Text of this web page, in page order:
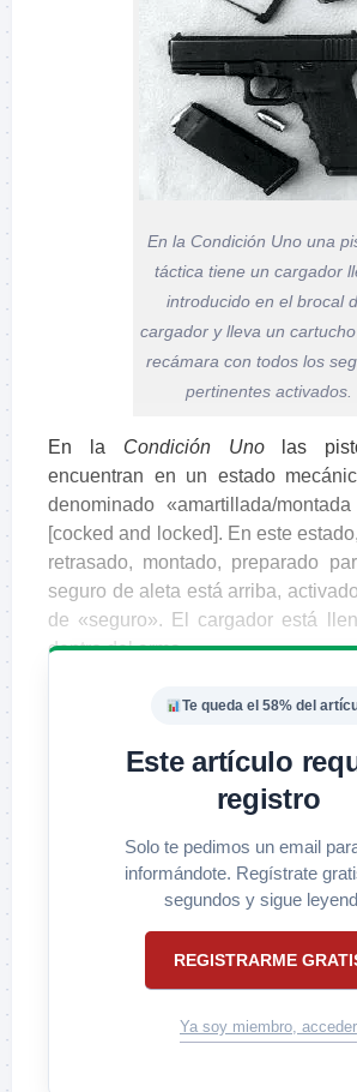
En la Condición Uno una
táctica tiene un cargador
introducido en el brocal
cargador y lleva un
recámara con todos los
pertinentes activados.
En la Condición Unolas
encuentran en un estado
denominado «amartillada/
[cocked and locked]. En este
retrasado, montado, preparado
seguro de aleta está arriba,
de «seguro». El cargador está
dentro del arma.
Te queda el 58% del
Este artículo
registro
Solo te pedimos un email
informándote. Regístrate
segundos y sigue
REGISTRARME
Ya soy miembro, acceder